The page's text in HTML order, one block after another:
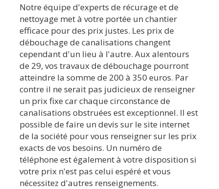
Notre équipe d'experts de récurage et de
nettoyage met à votre portée un chantier
efficace pour des prix justes. Les prix de
débouchage de canalisations changent
cependant d'un lieu à l'autre. Aux alentours
de 29, vos travaux de débouchage pourront
atteindre la somme de 200 à 350 euros. Par
contre il ne serait pas judicieux de renseigner
un prix fixe car chaque circonstance de
canalisations obstruées est exceptionnel. Il est
possible de faire un devis sur le site internet
de la société pour vous renseigner sur les prix
exacts de vos besoins. Un numéro de
téléphone est également à votre disposition si
votre prix n'est pas celui espéré et vous
nécessitez d'autres renseignements.